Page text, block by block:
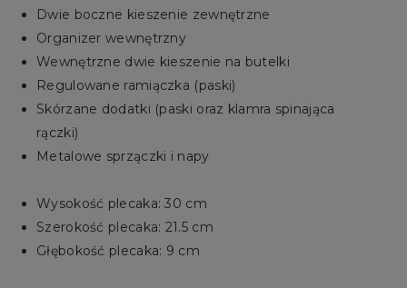
Dwie boczne kieszenie zewnętrzne
Organizer wewnętrzny
Wewnętrzne dwie kieszenie na butelki
Regulowane ramiączka (paski)
Skórzane dodatki (paski oraz klamra spinająca
rączki)
Metalowe sprzączki i napy
Wysokość plecaka: 30 cm
Szerokość plecaka: 21.5 cm
Głębokość plecaka: 9 cm